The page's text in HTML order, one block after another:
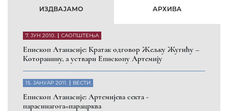
ИЗДВАЈАМО АРХИВА
7. ЈУН 2010. САОПШТЕЊА
Eпископ Атанасије: Кратак одговор Жељку Жугићу –
Которанину, а уствари Епископу Артемију
15. ЈАНУАР 2011. ВЕСТИ
Eпископ Атанасије: Артемијева секта -
парасинагога=парацрква